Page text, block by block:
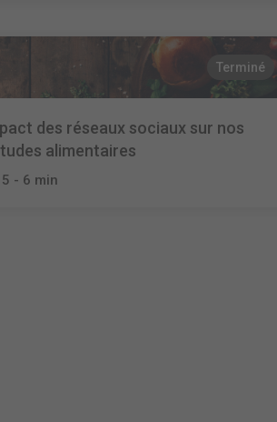
Terminé
des réseaux sociaux sur nos
alimentaires
5 - 6 min